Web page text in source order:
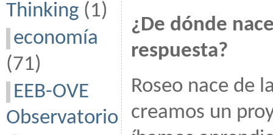
Thinking (1)
economía
(71)
EEB-OVE
Observatorio
¿De dónde
respuesta?
Roseo nace de
creamos un